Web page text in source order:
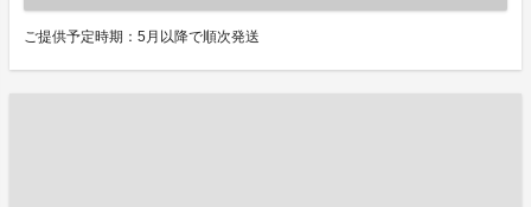
ご提供予定時期：5月以降で順次発送